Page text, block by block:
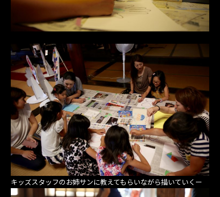
キッズスタッフのお姉サンに教えてもらいながら描いていくー